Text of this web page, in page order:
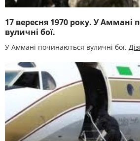
17 вересня 1970 року. У Аммані
вуличні бої.
У Аммані починаються вуличні бої.